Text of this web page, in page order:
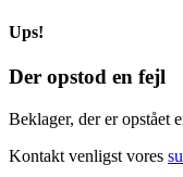
Ups!
Der opstod en fejl
Beklager, der er opstået
Kontakt venligst vores